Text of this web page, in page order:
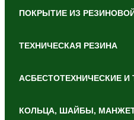
ПОКРЫТИЕ ИЗ
ТЕХНИЧЕСКАЯ РЕЗИНА
АСБЕСТОТЕХНИЧЕСКИЕ
КОЛЬЦА, ШАЙБЫ,